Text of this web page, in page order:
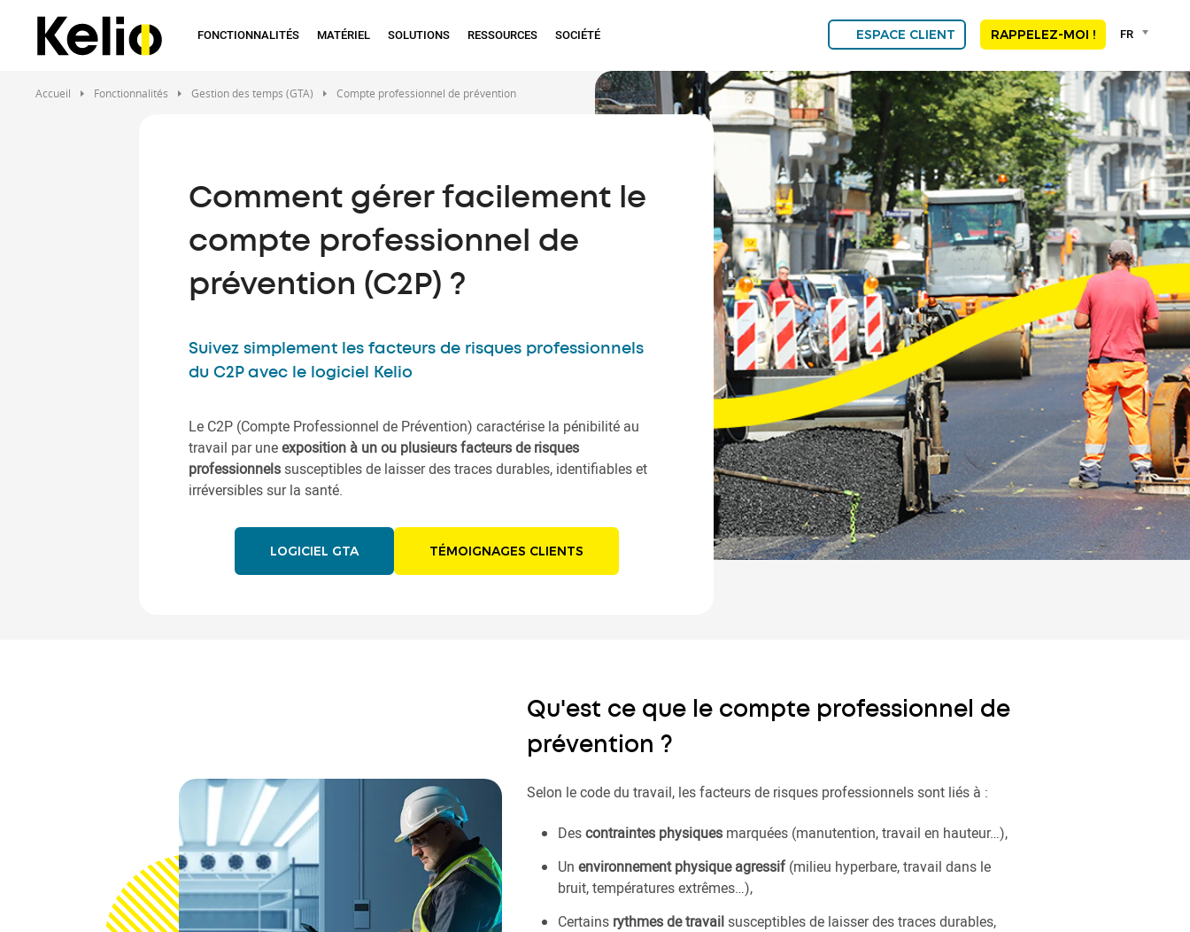
contenu
FONCTIONNALITÉS MATÉRIEL SOLUTIONS RESSOURCES SOCIÉTÉ ESPACE CLIENT RAPPELEZ-MOI !
Language
FR
Accueil Fonctionnalités Gestion des temps (GTA) Compte professionnel de prévention
Comment gérer facilement le
compte professionnel de
prévention (C2P) ?
Suivez simplement les facteurs de risques professionnels
du C2P avec le logiciel Kelio
Le C2P (Compte Professionnel de Prévention) caractérise la pénibilité au
travail par uneexposition à un ou plusieurs facteurs de risques
professionnelssusceptibles de laisser des traces durables, identifiables et
irréversibles sur la santé.
LOGICIEL GTA TÉMOIGNAGES CLIENTS
Qu'est ce que le compte professionnel de
prévention ?
Selon le code du travail, les facteurs de risques professionnels sont liés à :
Descontraintes physiquesmarquées (manutention, travail en hauteur…),
Un environnement physique agressif(milieu hyperbare, travail dans le
bruit, températures extrêmes…),
Certains rythmes de travailsusceptibles de laisser des traces durables,